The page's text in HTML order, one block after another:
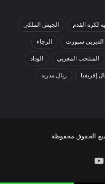
لكرة القدم الجيش الملكي
الديربي سبورت الرجاء
المنتخب المغربي الوداد
إفريقيا ريال مدريد